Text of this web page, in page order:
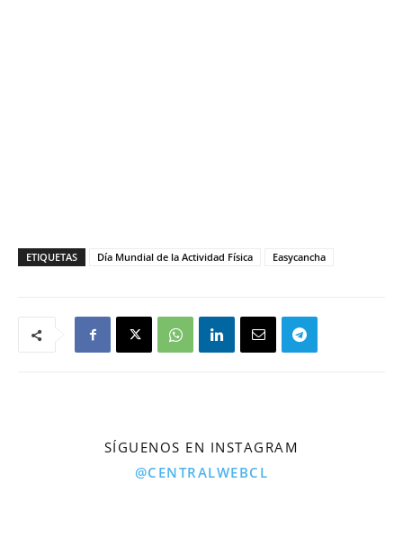
ETIQUETAS Día Mundial de la Actividad Física Easycancha
SÍGUENOS EN INSTAGRAM
@CENTRALWEBCL